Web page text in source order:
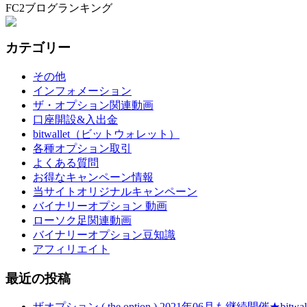
FC2ブログランキング
カテゴリー
その他
インフォメーション
ザ・オプション関連動画
口座開設&入出金
bitwallet（ビットウォレット）
各種オプション取引
よくある質問
お得なキャンペーン情報
当サイトオリジナルキャンペーン
バイナリーオプション 動画
ローソク足関連動画
バイナリーオプション豆知識
アフィリエイト
最近の投稿